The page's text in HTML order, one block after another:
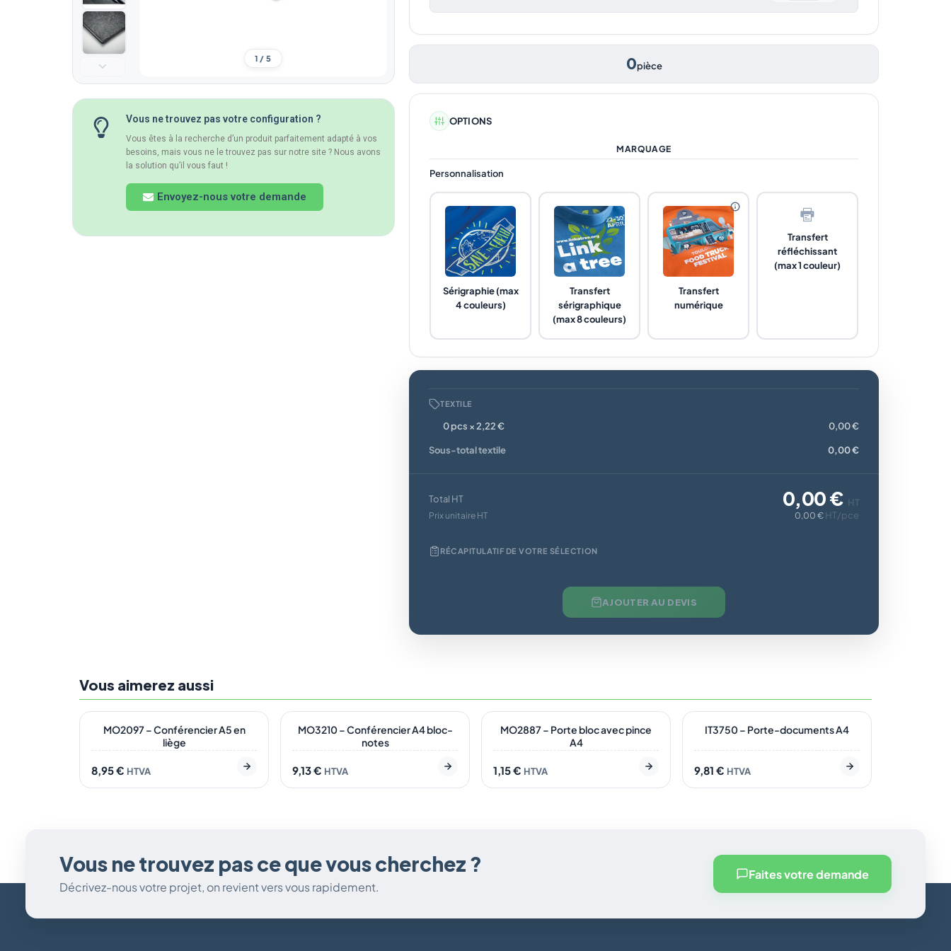
1 / 5
Vous ne trouvez pas votre configuration ?
Vous êtes à la recherche d’un produit parfaitement adapté à vos
besoins, mais vous ne le trouvez pas sur notre site ? Nous avons
la solution qu’il vous faut !
Envoyez-nous votre demande
0pièce
OPTIONS
MARQUAGE
Personnalisation
Sérigraphie (max
4 couleurs)
Transfert
sérigraphique
(max 8 couleurs)
Transfert
numérique
Transfert
réfléchissant
(max 1 couleur)
TEXTILE
0 pcs × 2,22 € 0,00 €
Sous-total textile 0,00 €
Total HT 0,00 € HT
Prix unitaire HT 0,00 € HT/pce
RÉCAPITULATIF DE VOTRE SÉLECTION
AJOUTER AU DEVIS
Vous aimerez aussi
ÉCO
En stock
MO2097 – Conférencier A5 en
liège
8,95€ HTVA
NOUVEAU
En stock
MO3210 – Conférencier A4 bloc-
notes
9,13€ HTVA
2
En stock
MO2887 – Porte bloc avec pince
A4
1,15€ HTVA
En stock
IT3750 – Porte-documents A4
9,81 € HTVA
Vous ne trouvez pas ce que vous cherchez ?
Décrivez-nous votre projet, on revient vers vous rapidement.
Faites votre demande